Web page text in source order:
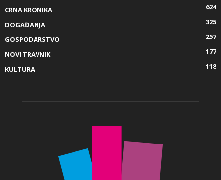
CRNA KRONIKA
624
DOGAĐANJA
325
GOSPODARSTVO
257
NOVI TRAVNIK
177
KULTURA
118